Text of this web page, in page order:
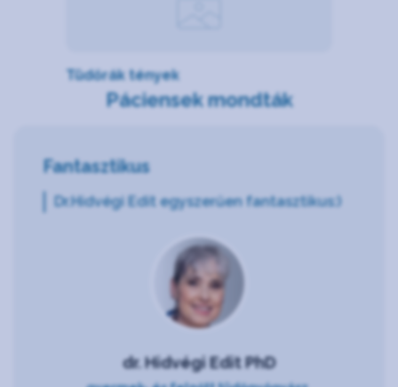
Tüdőrák tények
Páciensek mondták
Fantasztikus
Dr.Hidvégi Edit egyszerűen fantasztikus:)
dr. Hidvégi Edit PhD